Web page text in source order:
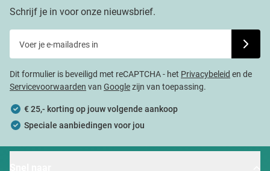
Schrijf je in voor onze nieuwsbrief.
Dit formulier is beveiligd met reCAPTCHA - het Privacybeleid en de
Servicevoorwaarden van Googlezijn van toepassing.
€ 25,- korting op jouw volgende aankoop
Speciale aanbiedingen voor jou